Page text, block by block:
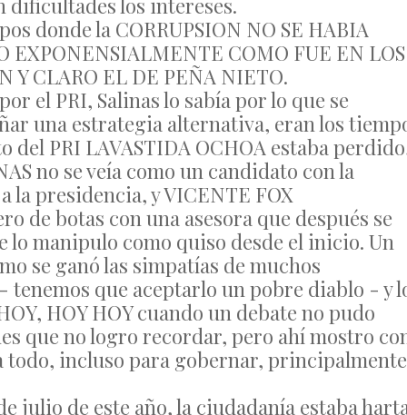
dificultades los intereses.
donde la CORRUPSION NO SE HABIA
COMO FUE EN LOS
Y CLARO EL DE PEÑA NIETO.
el PRI, Salinas lo sabía por lo que se
una estrategia alternativa, eran los
PRI LAVASTIDA OCHOA estaba
no se veía como un candidato con la
la presidencia, y VICENTE FOX
de botas con una asesora que después se
manipulo como quiso desde el inicio. Un
se ganó las simpatías de muchos
que aceptarlo un pobre diablo - y
HOY HOY cuando un debate no pudo
que no logro recordar, pero ahí mostro
incluso para gobernar, principalmente
julio de este año, la ciudadanía estaba